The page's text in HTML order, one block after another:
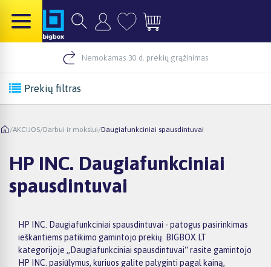
Nemokamas 30 d. prekių grąžinimas
Prekių filtras
/AKCIJOS/Darbui ir mokslui/Daugiafunkciniai spausdintuvai
HP INC. Daugiafunkciniai
spausdintuvai
HP INC. Daugiafunkciniai spausdintuvai - patogus pasirinkimas
ieškantiems patikimo gamintojo prekių. BIGBOX.LT
kategorijoje „Daugiafunkciniai spausdintuvai“ rasite gamintojo
HP INC. pasiūlymus, kuriuos galite palyginti pagal kainą,